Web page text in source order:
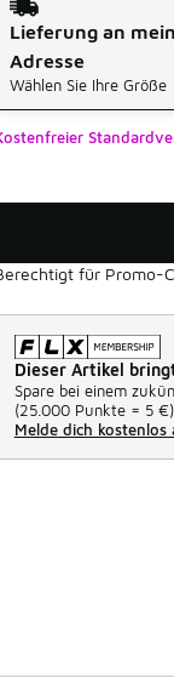
Lieferung an
Adresse
Wählen Sie Ihre Größe
für Promo-
Dieser Artikel
Spare bei einem
(25.000 Punkte = 5 €)
Melde dich kostenlos